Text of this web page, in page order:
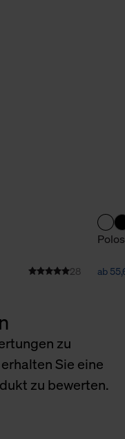
28 ab
zu
Sie eine
zu bewerten.